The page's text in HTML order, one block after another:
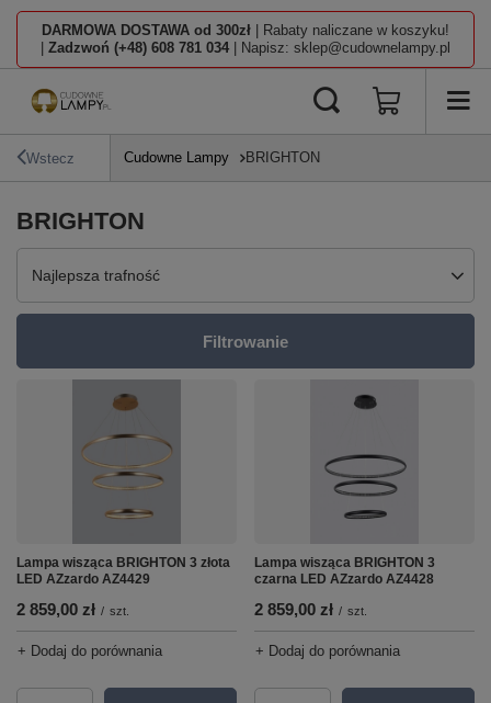
DARMOWA DOSTAWA od 300zł | Rabaty naliczane w koszyku!
Zadzwoń (+48) 608 781 034 | Napisz: sklep@cudownelampy.pl
Wstecz Cudowne Lampy BRIGHTON
BRIGHTON
Zmień sortowanie
Najlepsza trafność
Filtrowanie
Lampa wisząca BRIGHTON 3 złota
LED AZzardo AZ4429
2 859,00 zł / szt.
+ Dodaj do porównania
Lampa wisząca BRIGHTON 3
czarna LED AZzardo AZ4428
2 859,00 zł / szt.
+ Dodaj do porównania